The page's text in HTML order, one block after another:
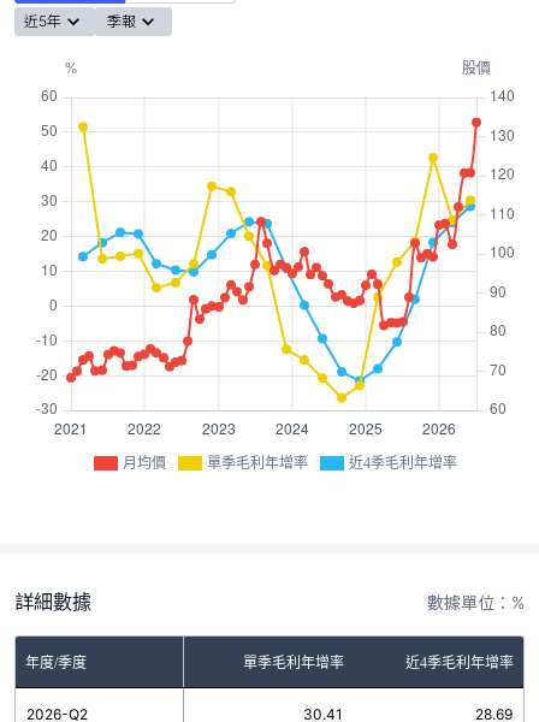
近5年 季報
月均價 單季毛利年增率 近4季毛利年增率
詳細數據 數據單位：%
年度/季度 單季毛利年增率 近4季毛利年增率
2026-Q2 30.41 28.69